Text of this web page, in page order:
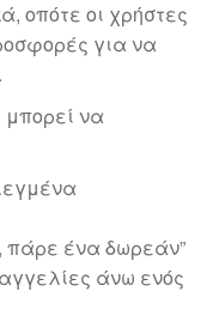
οπότε οι χρήστες
για να
μπορεί να
ένα δωρεάν”
άνω ενός